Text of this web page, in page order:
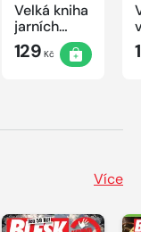
Velká kniha
jarních
křížovek
2026
129 Kč
Více